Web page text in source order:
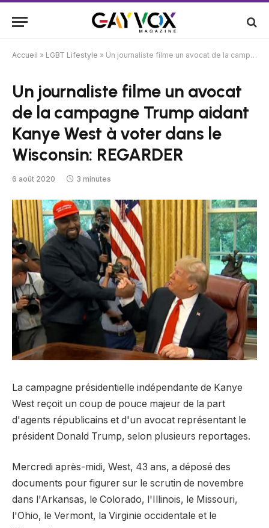
Accueil » LGBT Lifestyle » Un journaliste filme un avocat de la campagne Trump aidant Kanye West à voter dans le Wisconsin: REGARDER
Un journaliste filme un avocat
de la campagne Trump aidant
Kanye West à voter dans le
Wisconsin: REGARDER
6 août 2020 3 minutes
La campagne présidentielle indépendante de Kanye
West reçoit un coup de pouce majeur de la part
d'agents républicains et d'un avocat représentant le
président Donald Trump, selon plusieurs reportages.
Mercredi après-midi, West, 43 ans, a déposé des
documents pour figurer sur le scrutin de novembre
dans l'Arkansas, le Colorado, l'Illinois, le Missouri,
l'Ohio, le Vermont, la Virginie occidentale et le